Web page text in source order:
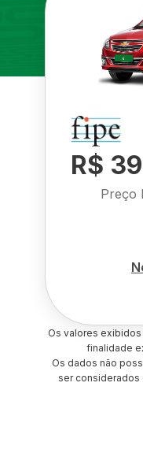
R$
Preço
Os valores
finalidade
Os dados não
ser considerados